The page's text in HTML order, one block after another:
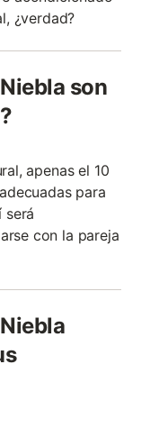
¿verdad?
son
apenas el 10
para
será
con la pareja